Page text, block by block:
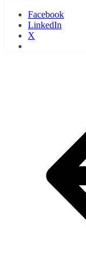
Facebook
LinkedIn
X